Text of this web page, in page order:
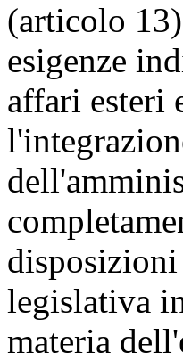
(articolo
esigenze
affari esteri
legislativa
materia